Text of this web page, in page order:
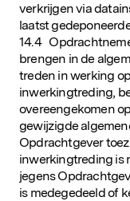
verkrijgen via
laatst
14.4
brengen in de
treden in werking
inwerkingtreding,
overeengekomen
gewijzigde
Opdrachtgever
inwerkingtreding is
jegens
is medegedeeld of